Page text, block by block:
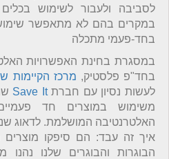
לסביבה ולעבור לשימוש
במקרים בהם לא מתאפשר
בחד-פעמי מתכלה
במסגרת בחינת האפשרויות
בחד"פ פלסטיק, מרכז הקיימות
לעשות נסיון עם חברתSave It
משימוש במוצרים חד
האלטרנטיבה המושלמת. לדאוג
איך זה עבד: הם סיפקו מוצרים
הבוגרות והבוגרים שלנו